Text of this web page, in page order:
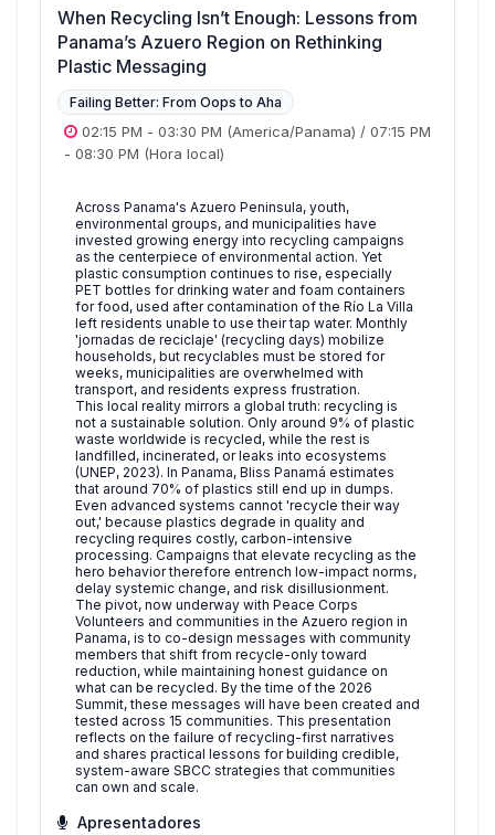
When Recycling Isn’t Enough: Lessons from
Panama’s Azuero Region on Rethinking
Plastic Messaging
Failing Better: From Oops to Aha
02:15 PM - 03:30 PM (America/Panama) / 07:15 PM
- 08:30 PM (Hora local)
Across Panama's Azuero Peninsula, youth,
environmental groups, and municipalities have
invested growing energy into recycling campaigns
as the centerpiece of environmental action. Yet
plastic consumption continues to rise, especially
PET bottles for drinking water and foam containers
for food, used after contamination of the Río La Villa
left residents unable to use their tap water. Monthly
'jornadas de reciclaje' (recycling days) mobilize
households, but recyclables must be stored for
weeks, municipalities are overwhelmed with
transport, and residents express frustration.
This local reality mirrors a global truth: recycling is
not a sustainable solution. Only around 9% of plastic
waste worldwide is recycled, while the rest is
landfilled, incinerated, or leaks into ecosystems
(UNEP, 2023). In Panama, Bliss Panamá estimates
that around 70% of plastics still end up in dumps.
Even advanced systems cannot 'recycle their way
out,' because plastics degrade in quality and
recycling requires costly, carbon-intensive
processing. Campaigns that elevate recycling as the
hero behavior therefore entrench low-impact norms,
delay systemic change, and risk disillusionment.
The pivot, now underway with Peace Corps
Volunteers and communities in the Azuero region in
Panama, is to co-design messages with community
members that shift from recycle-only toward
reduction, while maintaining honest guidance on
what can be recycled. By the time of the 2026
Summit, these messages will have been created and
tested across 15 communities. This presentation
reflects on the failure of recycling-first narratives
and shares practical lessons for building credible,
system-aware SBCC strategies that communities
can own and scale.
Apresentadores